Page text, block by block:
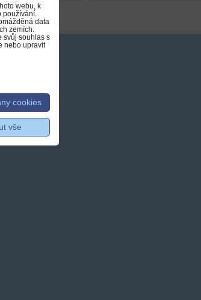
webu, k
používání.
data
zemích.
svůj souhlas s
nebo upravit
cookies
vše